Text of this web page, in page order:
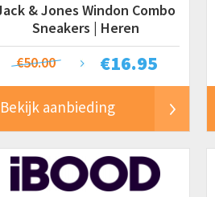
& Jones Windon Combo
Sneakers | Heren
€16.95
€50.00
Bekijk aanbieding